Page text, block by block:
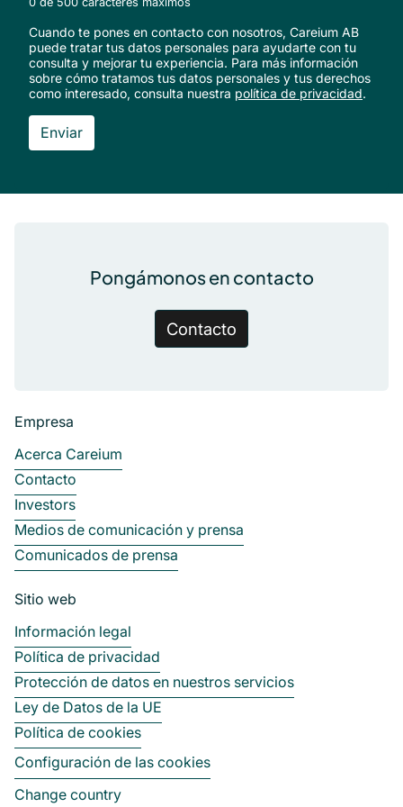
Cuando te pones en contacto con nosotros, Careium AB
puede tratar tus datos personales para ayudarte con tu
consulta y mejorar tu experiencia. Para más información
sobre cómo tratamos tus datos personales y tus derechos
como interesado, consulta nuestra política de privacidad.
Empresa
Acerca Careium
Contacto
Investors
Medios de comunicación y prensa
Comunicados de prensa
Sitio web
Información legal
Política de privacidad
Protección de datos en nuestros servicios
Ley de Datos de la UE
Política de cookies
Configuración de las cookies
Change country
Pongámonos en contacto
Contacto